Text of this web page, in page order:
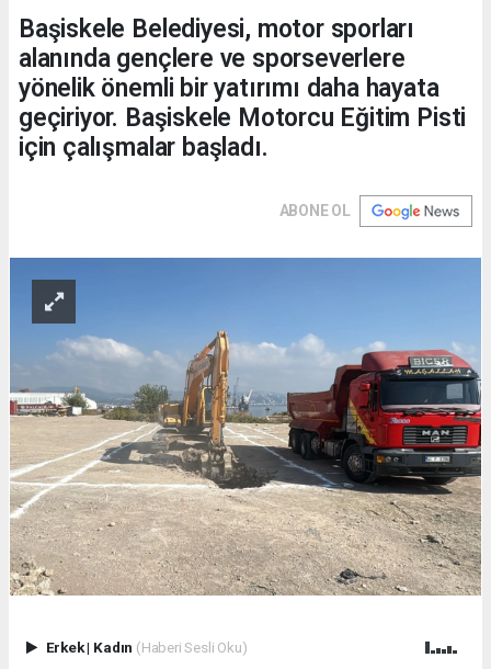
Başiskele Belediyesi, motor sporları
alanında gençlere ve sporseverlere
yönelik önemli bir yatırımı daha hayata
geçiriyor. Başiskele Motorcu Eğitim Pisti
için çalışmalar başladı.
ABONE OL
Erkek| Kadın (Haberi Sesli Oku)